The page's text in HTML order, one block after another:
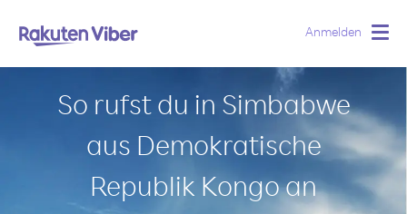
Anmelden
So rufst du in Simbabwe
aus Demokratische
Republik Kongo an